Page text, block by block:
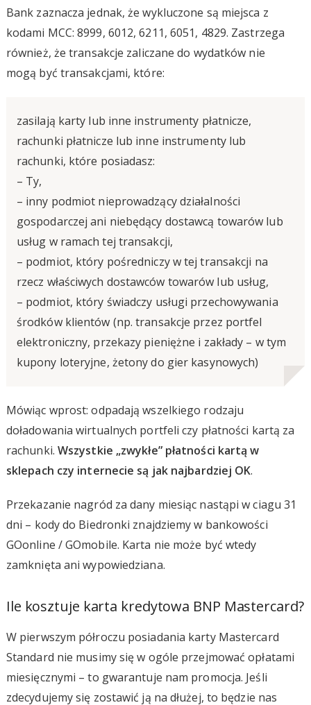
Bank zaznacza jednak, że wykluczone są miejsca z
kodami MCC: 8999, 6012, 6211, 6051, 4829. Zastrzega
również, że transakcje zaliczane do wydatków nie
mogą być transakcjami, które:
zasilają karty lub inne instrumenty płatnicze,
rachunki płatnicze lub inne instrumenty lub
rachunki, które posiadasz:
– Ty,
– inny podmiot nieprowadzący działalności
gospodarczej ani niebędący dostawcą towarów lub
usług w ramach tej transakcji,
– podmiot, który pośredniczy w tej transakcji na
rzecz właściwych dostawców towarów lub usług,
– podmiot, który świadczy usługi przechowywania
środków klientów (np. transakcje przez portfel
elektroniczny, przekazy pieniężne i zakłady – w tym
kupony loteryjne, żetony do gier kasynowych)
Mówiąc wprost: odpadają wszelkiego rodzaju
doładowania wirtualnych portfeli czy płatności kartą za
rachunki. Wszystkie „zwykłe” płatności kartą w
sklepach czy internecie są jak najbardziej OK.
Przekazanie nagród za dany miesiąc nastąpi w ciagu 31
dni – kody do Biedronki znajdziemy w bankowości
GOonline / GOmobile. Karta nie może być wtedy
zamknięta ani wypowiedziana.
Ile kosztuje karta kredytowa BNP Mastercard?
W pierwszym półroczu posiadania karty Mastercard
Standard nie musimy się w ogóle przejmować opłatami
miesięcznymi – to gwarantuje nam promocja. Jeśli
zdecydujemy się zostawić ją na dłużej, to będzie nas